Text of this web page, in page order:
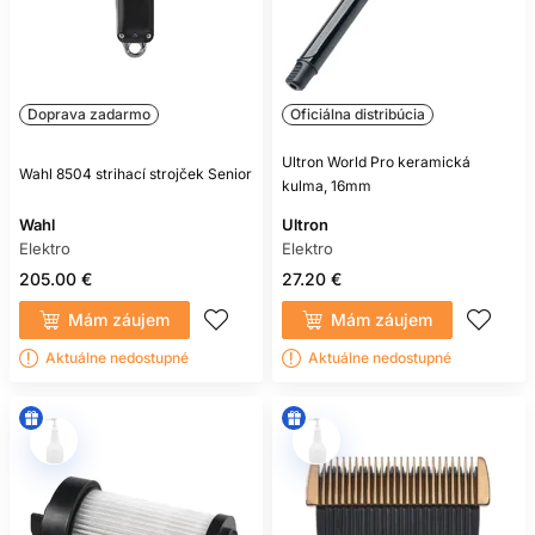
Doprava zadarmo
Wahl 8504 strihací strojček Senior
Wahl
Elektro
205.00 €
Mám záujem
Aktuálne nedostupné
Oficiálna distribúcia
Ultron World Pro keramická
kulma, 16mm
Ultron
Elektro
27.20 €
Mám záujem
Aktuálne nedostupné